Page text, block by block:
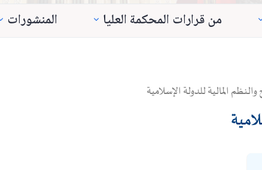
من قرارات المحكمة العليا المنشورات
المالية للدولة الإسلامية